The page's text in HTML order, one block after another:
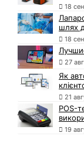
18
шлях
18
27
Як
21
POS-
19